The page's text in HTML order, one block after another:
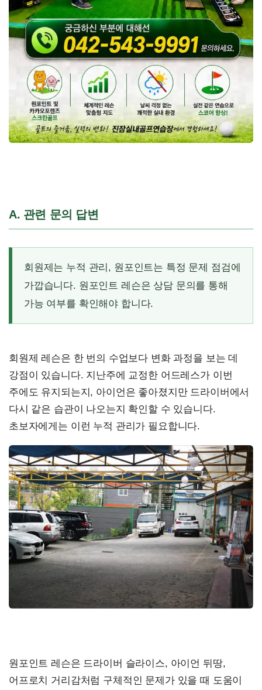
A. 관련 문의 답변
회원제는 누적 관리, 원포인트는 특정 문제 점검에
가깝습니다. 원포인트 레슨은 상담 문의를 통해
가능 여부를 확인해야 합니다.
회원제 레슨은 한 번의 수업보다 변화 과정을 보는 데
강점이 있습니다. 지난주에 교정한 어드레스가 이번
주에도 유지되는지, 아이언은 좋아졌지만 드라이버에서
다시 같은 습관이 나오는지 확인할 수 있습니다.
초보자에게는 이런 누적 관리가 필요합니다.
원포인트 레슨은 드라이버 슬라이스, 아이언 뒤땅,
어프로치 거리감처럼 구체적인 문제가 있을 때 도움이